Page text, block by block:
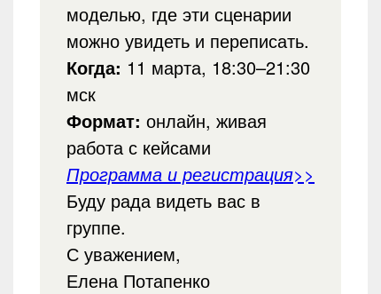
моделью, где эти сценарии
можно увидеть и переписать.
Когда: 11 марта, 18:30–21:30
мск
Формат: онлайн, живая
работа с кейсами
Программа и регистрация>>
Буду рада видеть вас в
группе.
С уважением,
Елена Потапенко